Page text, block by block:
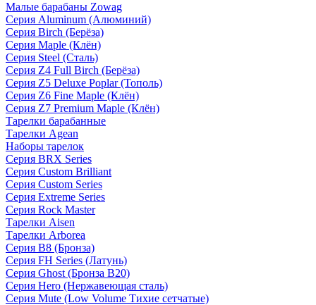
Малые барабаны Zowag
Серия Aluminum (Алюминий)
Серия Birch (Берёза)
Серия Maple (Клён)
Серия Steel (Сталь)
Серия Z4 Full Birch (Берёза)
Серия Z5 Deluxe Poplar (Тополь)
Серия Z6 Fine Maple (Клён)
Серия Z7 Premium Maple (Клён)
Тарелки барабанные
Тарелки Agean
Наборы тарелок
Серия BRX Series
Серия Custom Brilliant
Серия Custom Series
Серия Extreme Series
Серия Rock Master
Тарелки Aisen
Тарелки Arborea
Серия B8 (Бронза)
Серия FH Series (Латунь)
Серия Ghost (Бронза B20)
Серия Hero (Нержавеющая сталь)
Серия Mute (Low Volume Тихие сетчатые)